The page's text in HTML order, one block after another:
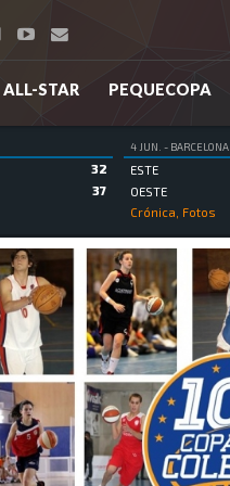
ALL-STAR PEQUECOPA
32
37
4 JUN. - BARCELONA
ESTE
OESTE
Crónica, Fotos